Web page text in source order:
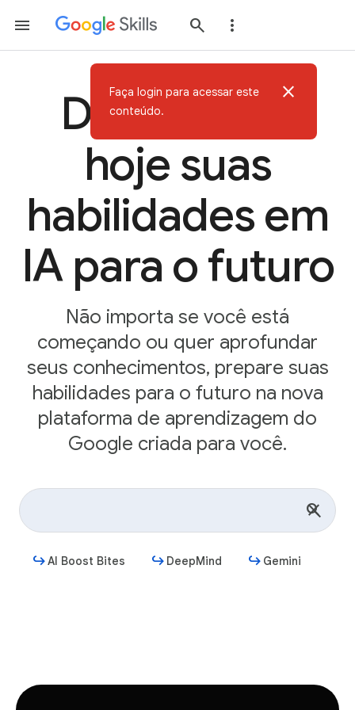
Desenvolva
hoje suas
habilidades em
IA para o futuro
Não importa se você está
começando ou quer aprofundar
seus conhecimentos, prepare suas
habilidades para o futuro na nova
plataforma de aprendizagem do
Google criada para você.
AI Boost Bites DeepMind Gemini
Faça login para acessar este
conteúdo.
close